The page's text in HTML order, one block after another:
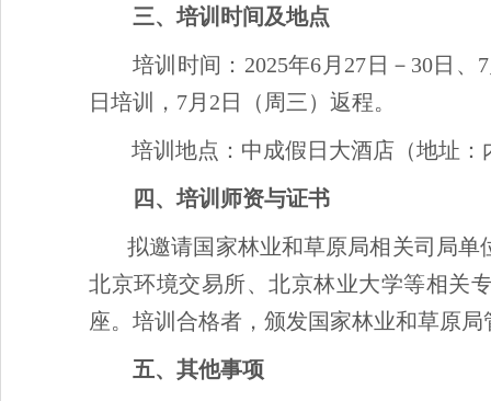
三、培训时间及地点
培训时间：2025年6月27日－30日、
日培训，7月2日（周三）返程。
培训地点：中成假日大酒店（地址
四、培训师资与证书
拟邀请国家林业和草原局相关司局
北京环境交易所、北京林业大学等相关
座。培训合格者，颁发国家林业和草原
五、其他事项